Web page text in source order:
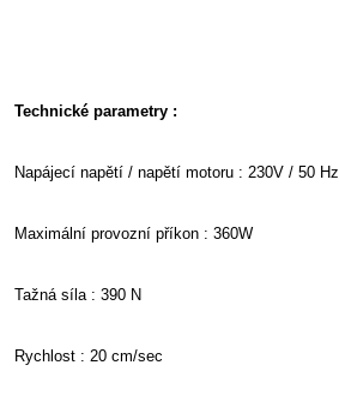
Technické parametry :
Napájecí napětí / napětí motoru : 230V / 50 Hz
Maximální provozní příkon : 360W
Tažná síla : 390 N
Rychlost : 20 cm/sec